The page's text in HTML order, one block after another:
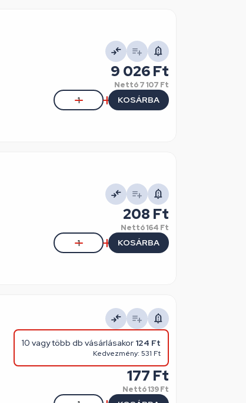
9 026 Ft
Nettó7 107 Ft
KOSÁRBA
208 Ft
Nettó164 Ft
KOSÁRBA
10 vagy több db vásárlásakor 124 Ft
Kedvezmény: 531 Ft
177 Ft
Nettó139 Ft